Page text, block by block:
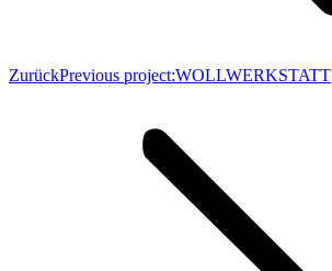
ZurückPrevious project:WOLLWERKSTATT